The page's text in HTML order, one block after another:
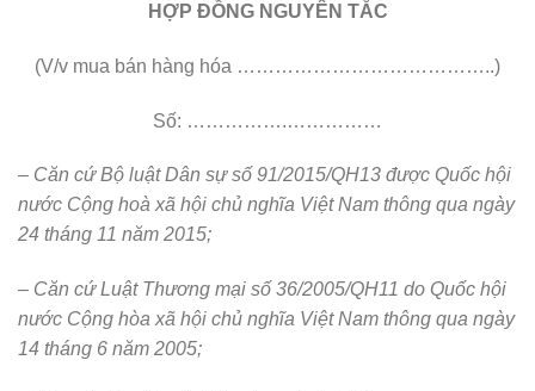
HỢP ĐỒNG NGUYÊN TẮC
(V/v mua bán hàng hóa …………………………………..)
Số: …………….……………
– Căn cứ Bộ luật Dân sự số 91/2015/QH13 được Quốc hội
nước Cộng hoà xã hội chủ nghĩa Việt Nam thông qua ngày
24 tháng 11 năm 2015;
– Căn cứ Luật Thương mại số 36/2005/QH11 do Quốc hội
nước Cộng hòa xã hội chủ nghĩa Việt Nam thông qua ngày
14 tháng 6 năm 2005;